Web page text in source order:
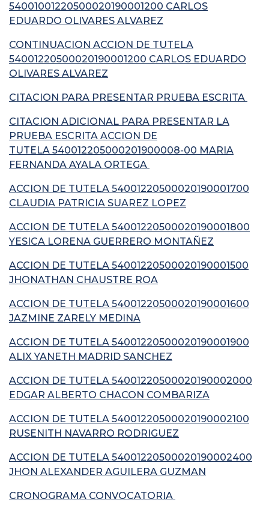
54001001220500020190001200 CARLOS
EDUARDO OLIVARES ALVAREZ
CONTINUACION ACCION DE TUTELA
54001220500020190001200 CARLOS EDUARDO
OLIVARES ALVAREZ
CITACION PARA PRESENTAR PRUEBA ESCRITA
CITACION ADICIONAL PARA PRESENTAR LA
PRUEBA ESCRITA ACCION DE
TUTELA 540012205000201900008-00 MARIA
FERNANDA AYALA ORTEGA
ACCION DE TUTELA 54001220500020190001700
CLAUDIA PATRICIA SUAREZ LOPEZ
ACCION DE TUTELA 54001220500020190001800
YESICA LORENA GUERRERO MONTAÑEZ
ACCION DE TUTELA 54001220500020190001500
JHONATHAN CHAUSTRE ROA
ACCION DE TUTELA 54001220500020190001600
JAZMINE ZARELY MEDINA
ACCION DE TUTELA 54001220500020190001900
ALIX YANETH MADRID SANCHEZ
ACCION DE TUTELA 54001220500020190002000
EDGAR ALBERTO CHACON COMBARIZA
ACCION DE TUTELA 54001220500020190002100
RUSENITH NAVARRO RODRIGUEZ
ACCION DE TUTELA 54001220500020190002400
JHON ALEXANDER AGUILERA GUZMAN
CRONOGRAMA CONVOCATORIA